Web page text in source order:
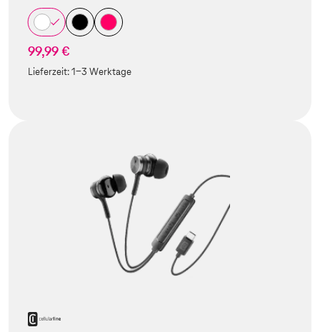
99,99 €
Lieferzeit:1-3 Werktage